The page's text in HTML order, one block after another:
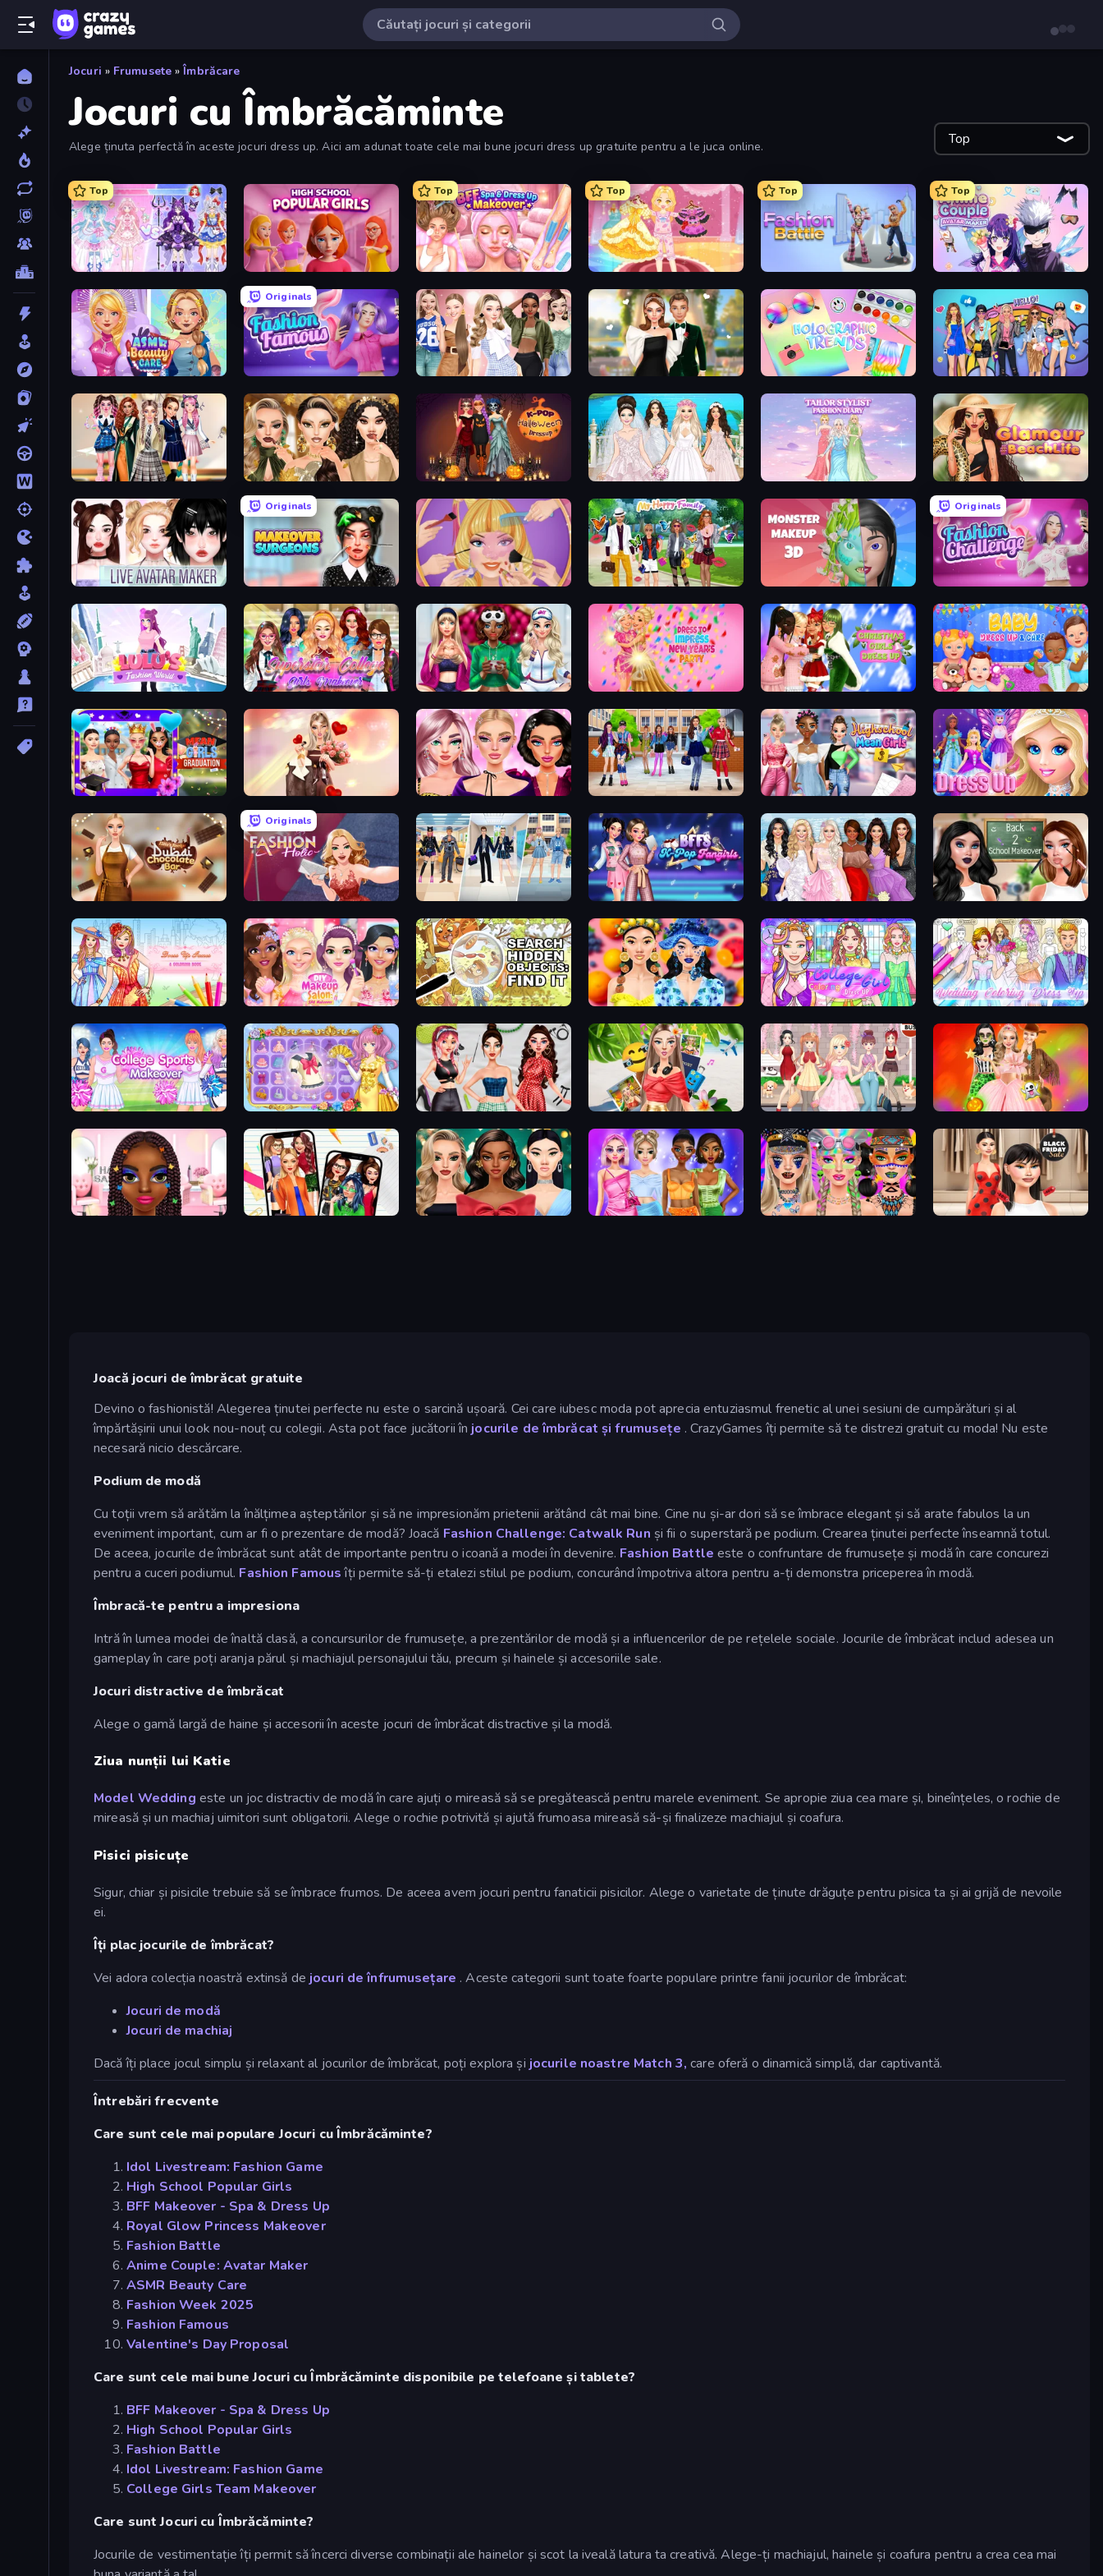
Jocuri » Frumusete » Îmbrăcare
Jocuri cu Îmbrăcăminte
Alege ținuta perfectă în aceste jocuri dress up. Aici am adunat toate cele mai bune jocuri dress up gratuite pentru a le juca online. Top
Top
Idol Livestream: Fashion Game High School Popular Girls
Top
BFF Makeover - Spa & Dress Up
Top
Royal Glow Princess Makeover
Top Top
Anime Couple: Avatar Maker
ASMR Beauty Care
Originals
Fashion Famous Fashion Week 2025 Valentine's Day Proposal Holographic Trends College Girls Team Makeover
Back To School: Uniforms Edition Autumn Glam Gala K-Pop Halloween Dress Up Model Wedding Tailor Stylist: Fashion Diary Glamour Beach Life
Live Avatar Maker: Girls
Originals
Makeover Surgeons Extreme Makeover Superstar Family Dress Up Monster Makeup 3D
Originals
Lulu's Fashion World Superstar College Girls Makeover BFFs Luxury Loungewear Dress To Impress: New Year's Party Christmas Girls Dress Up Baby Dress Up
Mean Girls Graduation Day GRWM Date Night New Year Makeup Trends High School BFFs: Girls Team Highschool Mean Girls 3 Princess Dress Up
Ellie's Recipe: Dubai Chocolate Bar
Originals
Fashion Holic College Girl & Boy Makeover BFFs K-Pop Fangirls Model Dress Up Girl Back 2 School Makeover
Dress Up Games & Coloring Book DIY Makeup Salon: SPA Makeover Search Hidden Objects: Find Them Sweet And Fruity Makeup College Girl Coloring Dress Up Wedding Coloring Dress Up Game
College Sport Team Makeover Anime Princess Dress Up Brat Girl Summer Travel with Me: ASMR Edition Anime Girls Dress Up Games Iconic Halloween Costumes
Braided Hairstyles Fashion Highschool Mean Girls 2 New Year's Eve Makeup Monochrome Looks Festival Vibes Makeup Shopaholic Black Friday
Joacă jocuri de îmbrăcat gratuite
Devino o fashionistă! Alegerea ținutei perfecte nu este o sarcină ușoară. Cei care iubesc moda pot aprecia entuziasmul frenetic al unei sesiuni de cumpărături și al
împărtășirii unui look nou-nouț cu colegii. Asta pot face jucătorii în jocurile de îmbrăcat și frumusețe . CrazyGames îți permite să te distrezi gratuit cu moda! Nu este
necesară nicio descărcare.
Podium de modă
Cu toții vrem să arătăm la înălțimea așteptărilor și să ne impresionăm prietenii arătând cât mai bine. Cine nu și-ar dori să se îmbrace elegant și să arate fabulos la un
eveniment important, cum ar fi o prezentare de modă? Joacă Fashion Challenge: Catwalk Run și fii o superstară pe podium. Crearea ținutei perfecte înseamnă totul.
De aceea, jocurile de îmbrăcat sunt atât de importante pentru o icoană a modei în devenire. Fashion Battle este o confruntare de frumusețe și modă în care concurezi
pentru a cuceri podiumul. Fashion Famousîți permite să-ți etalezi stilul pe podium, concurând împotriva altora pentru a-ți demonstra priceperea în modă.
Îmbracă-te pentru a impresiona
Intră în lumea modei de înaltă clasă, a concursurilor de frumusețe, a prezentărilor de modă și a influencerilor de pe rețelele sociale. Jocurile de îmbrăcat includ adesea un
gameplay în care poți aranja părul și machiajul personajului tău, precum și hainele și accesoriile sale.
Jocuri distractive de îmbrăcat
Alege o gamă largă de haine și accesorii în aceste jocuri de îmbrăcat distractive și la modă.
Ziua nunții lui Katie
Model Wedding este un joc distractiv de modă în care ajuți o mireasă să se pregătească pentru marele eveniment. Se apropie ziua cea mare și, bineînțeles, o rochie de
mireasă și un machiaj uimitori sunt obligatorii. Alege o rochie potrivită și ajută frumoasa mireasă să-și finalizeze machiajul și coafura.
Pisici pisicuțe
Sigur, chiar și pisicile trebuie să se îmbrace frumos. De aceea avem jocuri pentru fanaticii pisicilor. Alege o varietate de ținute drăguțe pentru pisica ta și ai grijă de nevoile
ei.
Îți plac jocurile de îmbrăcat?
Vei adora colecția noastră extinsă de jocuri de înfrumusețare . Aceste categorii sunt toate foarte populare printre fanii jocurilor de îmbrăcat:
Jocuri de modă
Jocuri de machiaj
Dacă îți place jocul simplu și relaxant al jocurilor de îmbrăcat, poți explora și jocurile noastre Match 3, care oferă o dinamică simplă, dar captivantă.
Întrebări frecvente
Care sunt cele mai populare Jocuri cu Îmbrăcăminte?
Idol Livestream: Fashion Game
High School Popular Girls
BFF Makeover - Spa & Dress Up
Royal Glow Princess Makeover
Fashion Battle
Anime Couple: Avatar Maker
ASMR Beauty Care
Fashion Week 2025
Fashion Famous
Valentine's Day Proposal
Care sunt cele mai bune Jocuri cu Îmbrăcăminte disponibile pe telefoane și tablete?
BFF Makeover - Spa & Dress Up
High School Popular Girls
Fashion Battle
Idol Livestream: Fashion Game
College Girls Team Makeover
Care sunt Jocuri cu Îmbrăcăminte?
Jocurile de vestimentație îți permit să încerci diverse combinații ale hainelor și scot la iveală latura ta creativă. Alege-ți machiajul, hainele și coafura pentru a crea cea mai